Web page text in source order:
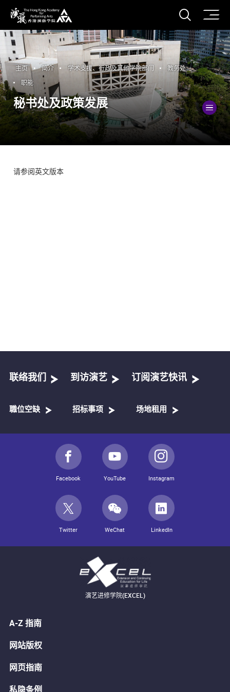
香港演艺学院
打开
主页 简介 学术支援、行政及其他学院部门
教务处
职能
秘书处及政策发展
请参阅英文版本
联络我们 到访演艺 订阅演艺快讯
職位空缺 招标事项 场地租用
Facebook YouTube Instagram
Twitter WeChat LinkedIn
演艺进修学院(EXCEL)
A-Z 指南
网站版权
网页指南
私隐条例